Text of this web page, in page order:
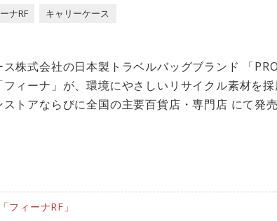
ナRF キャリーケース
株式会社の日本製トラベルバッグブランド 「
ィーナ」が、環境にやさしいリサイクル素材を採
トアならびに全国の主要百貨店・専門店 にて発売
フィーナRF」